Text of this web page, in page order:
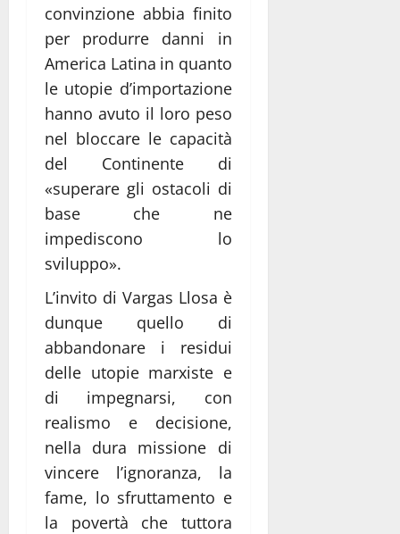
convinzione abbia finito
per produrre danni in
America Latina in quanto
le utopie d’importazione
hanno avuto il loro peso
nel bloccare le capacità
del Continente di
«superare gli ostacoli di
base che ne
impediscono lo
sviluppo».
L’invito di Vargas Llosa è
dunque quello di
abbandonare i residui
delle utopie marxiste e
di impegnarsi, con
realismo e decisione,
nella dura missione di
vincere l’ignoranza, la
fame, lo sfruttamento e
la povertà che tuttora